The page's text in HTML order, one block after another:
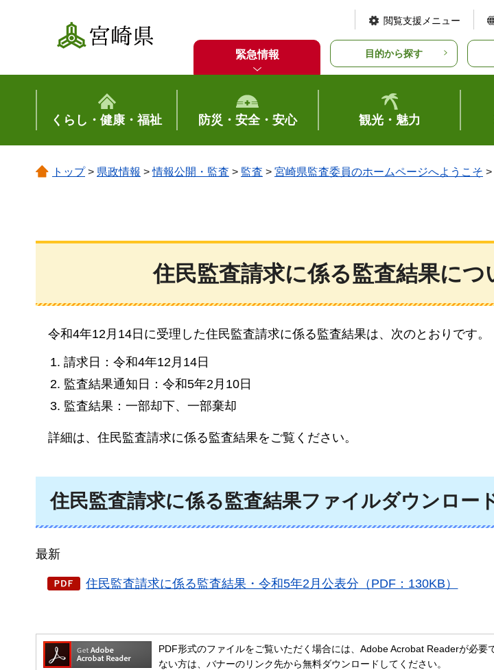
宮崎県
閲覧支援メニュー
緊急情報 目的から探す
くらし・健康・福祉 防災・安全・安心 観光・魅力
トップ> 県政情報 >情報公開・監査 > 監査 > 宮崎県監査委員のホームページへようこそ >
住民監査請求に係る監査結果につ
令和4年12月14日に受理した住民監査請求に係る監査結果は、次のとおりです。
請求日：令和4年12月14日
監査結果通知日：令和5年2月10日
監査結果：一部却下、一部棄却
詳細は、 住民監査請求に係る監査結果をご覧ください。
住民監査請求に係る監査結果ファイルダウンロー
最新
住民監査請求に係る監査結果・令和5年2月公表分（PDF：130KB）
PDF形式のファイルをご覧いただく場合には、Adobe Acrobat Readerが必
ない方は、バナーのリンク先から無料ダウンロードしてください。